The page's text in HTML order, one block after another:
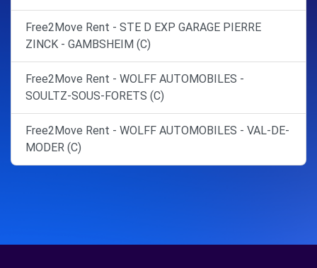
Free2Move Rent - STE D EXP GARAGE PIERRE
ZINCK - GAMBSHEIM (C)
Free2Move Rent - WOLFF AUTOMOBILES -
SOULTZ-SOUS-FORETS (C)
Free2Move Rent - WOLFF AUTOMOBILES - VAL-DE-
MODER (C)